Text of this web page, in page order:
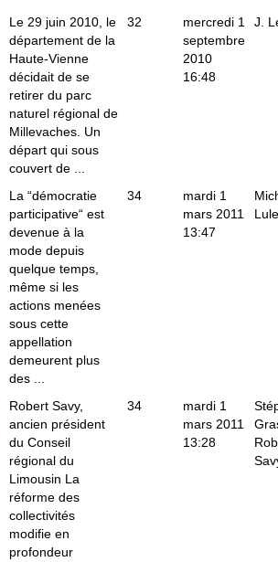
Le 29 juin 2010, le
département de la
Haute-Vienne
décidait de se
retirer du parc
naturel régional de
Millevaches. Un
départ qui sous
couvert de ...
32
mercredi 1
septembre
2010
16:48
J.
La “démocratie
participative“ est
devenue à la
mode depuis
quelque temps,
même si les
actions menées
sous cette
appellation
demeurent plus
des ...
34
mardi 1
mars 2011
13:47
Robert Savy,
ancien président
du Conseil
régional du
Limousin La
réforme des
collectivités
modifie en
profondeur
34
mardi 1
mars 2011
13:28